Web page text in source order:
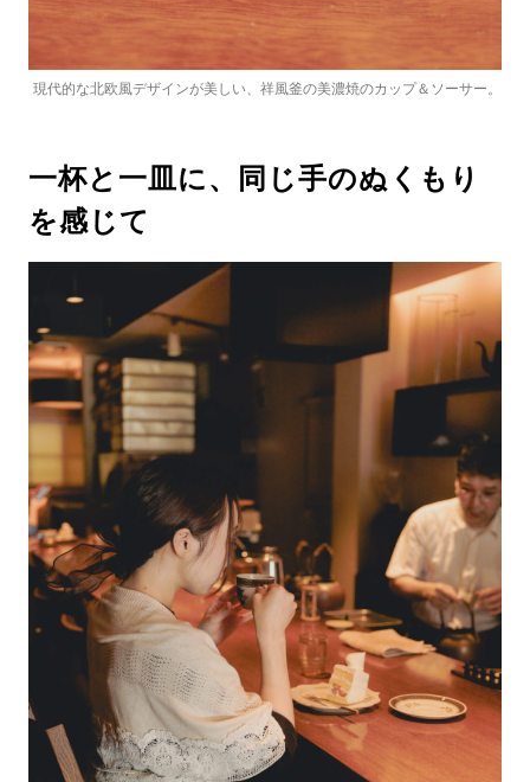
現代的な北欧風デザインが美しい、祥風釜の美濃焼のカップ＆ソーサー。
一杯と一皿に、同じ手のぬくもり
を感じて